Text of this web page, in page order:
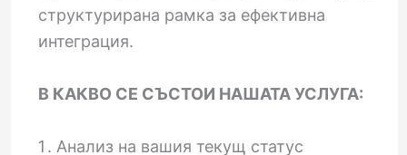
структурирана рамка за ефективна
интеграция.
В КАКВО СЕ СЪСТОИ НАШАТА УСЛУГА:
Анализ на вашия текущ статус